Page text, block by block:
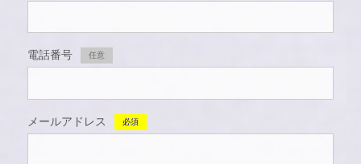
電話番号 任意
メールアドレス 必須